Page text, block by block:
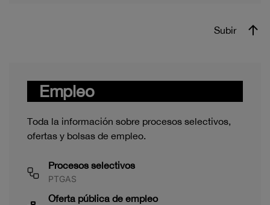
Subir
Empleo
Toda la información sobre procesos selectivos,
ofertas y bolsas de empleo.
Procesos selectivos
PTGAS
Oferta pública de empleo